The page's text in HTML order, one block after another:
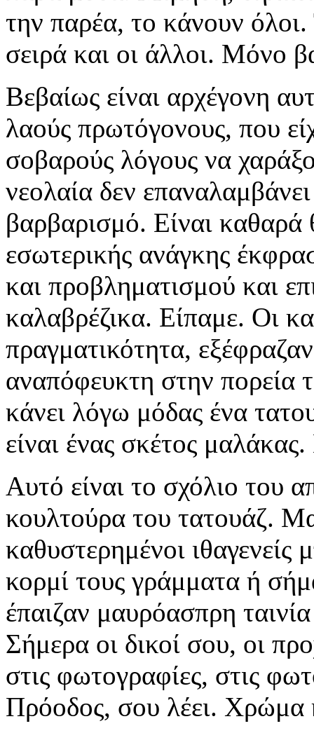
την παρέα, το κάνουν
σειρά και οι άλλοι. Μόνο
Βεβαίως είναι αρχέγονη
λαούς πρωτόγονους, που
σοβαρούς λόγους να
νεολαία δεν
βαρβαρισμό. Είναι καθαρά
εσωτερικής ανάγκης
και προβληματισμού και
καλαβρέζικα. Είπαμε. Οι
πραγματικότητα,
αναπόφευκτη στην πορεία
κάνει λόγω μόδας ένα
είναι ένας σκέτος
Αυτό είναι το σχόλιο του
κουλτούρα του τατουάζ.
καθυστερημένοι
κορμί τους γράμματα ή
έπαιζαν μαυρόασπρη
Σήμερα οι δικοί σου, οι
στις φωτογραφίες, στις
Πρόοδος, σου λέει. Χρώμα